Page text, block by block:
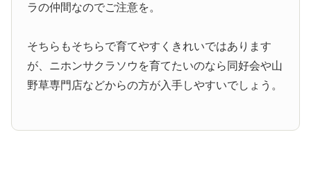
ラの仲間なのでご注意を。
そちらもそちらで育てやすくきれいではあります
が、ニホンサクラソウを育てたいのなら同好会や山
野草専門店などからの方が入手しやすいでしょう。